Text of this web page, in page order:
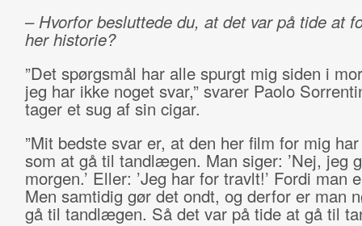
–Hvorfor besluttede du, at det var på tide at
her historie?
”Det spørgsmål har alle spurgt mig siden i
jeg har ikke noget svar,” svarer Paolo
tager et sug af sin cigar.
”Mit bedste svar er, at den her film for mig
som at gå til tandlægen. Man siger: ’Nej, jeg
morgen.’ Eller: ’Jeg har for travlt!’ Fordi man
Men samtidig gør det ondt, og derfor er man
gå til tandlægen. Så det var på tide at gå til